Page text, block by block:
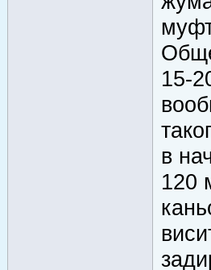
15-
в
120